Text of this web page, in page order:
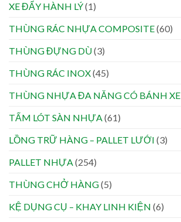
XE ĐẨY HÀNH LÝ(1)
THÙNG RÁC NHỰA COMPOSITE(60)
THÙNG ĐỰNG DÙ(3)
THÙNG RÁC INOX(45)
THÙNG NHỰA ĐA NĂNG CÓ BÁNH XE
TẤM LÓT SÀN NHỰA(61)
LỒNG TRỮ HÀNG – PALLET LƯỚI (3)
PALLET NHỰA(254)
THÙNG CHỞ HÀNG(5)
KỆ DỤNG CỤ – KHAY LINH KIỆN (6)